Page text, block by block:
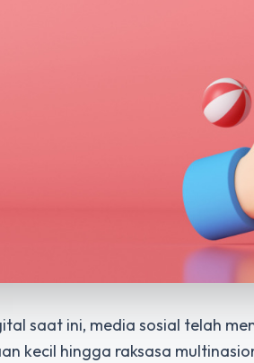
saat ini, media sosial telah
kecil hingga raksasa